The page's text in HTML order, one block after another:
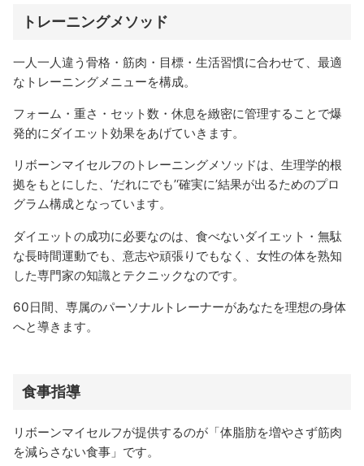
トレーニングメソッド
一人一人違う骨格・筋肉・目標・生活習慣に合わせて、最適
なトレーニングメニューを構成。
フォーム・重さ・セット数・休息を緻密に管理することで爆
発的にダイエット効果をあげていきます。
リボーンマイセルフのトレーニングメソッドは、生理学的根
拠をもとにした、‘だれにでも’‘確実に’結果が出るためのプロ
グラム構成となっています。
ダイエットの成功に必要なのは、食べないダイエット・無駄
な長時間運動でも、意志や頑張りでもなく、女性の体を熟知
した専門家の知識とテクニックなのです。
60日間、専属のパーソナルトレーナーがあなたを理想の身体
へと導きます。
食事指導
リボーンマイセルフが提供するのが「体脂肪を増やさず筋肉
を減らさない食事」です。